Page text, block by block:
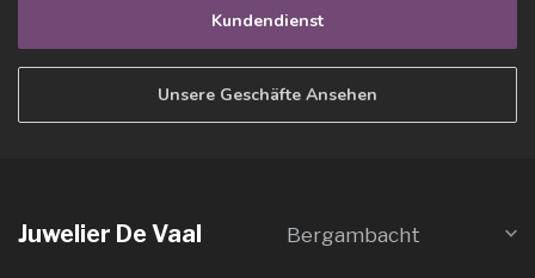
Kundendienst
Unsere Geschäfte Ansehen
Juwelier De Vaal Bergambacht